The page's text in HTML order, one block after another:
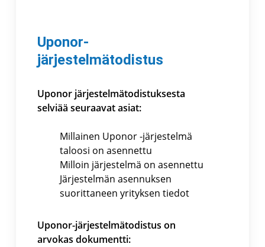
Uponor-
järjestelmätodistus
Uponor järjestelmätodistuksesta
selviää seuraavat asiat:
Millainen Uponor -järjestelmä
taloosi on asennettu
Milloin järjestelmä on asennettu
Järjestelmän asennuksen
suorittaneen yrityksen tiedot
Uponor-järjestelmätodistus on
arvokas dokumentti: